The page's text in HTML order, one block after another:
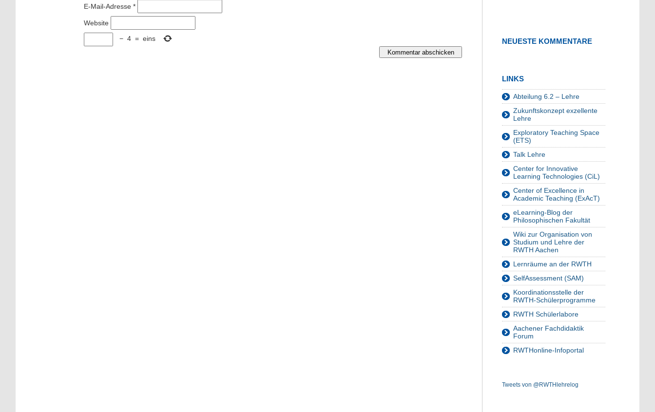
E-Mail-Adresse *
Website
− 4 = eins NEUESTE KOMMENTARE
LINKS
Abteilung 6.2 – Lehre
Zukunftskonzept exzellente
Lehre
Exploratory Teaching Space
(ETS)
Talk Lehre
Center for Innovative
Learning Technologies (CiL)
Center of Excellence in
Academic Teaching (ExAcT)
eLearning-Blog der
Philosophischen Fakultät
Wiki zur Organisation von
Studium und Lehre der
RWTH Aachen
Lernräume an der RWTH
SelfAssessment (SAM)
Koordinationsstelle der
RWTH-Schülerprogramme
RWTH Schülerlabore
Aachener Fachdidaktik
Forum
RWTHonline-Infoportal
Tweets von @RWTHlehrelog